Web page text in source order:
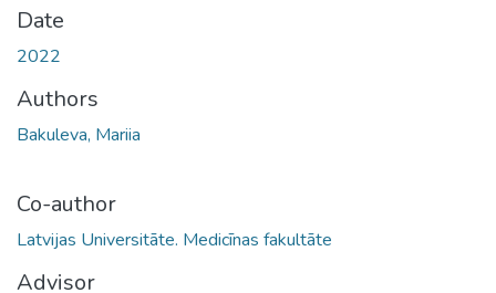
Date
2022
Authors
Bakuleva, Mariia
Co-author
Latvijas Universitāte. Medicīnas fakultāte
Advisor